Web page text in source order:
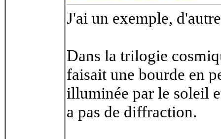
J'ai un exemple,
Dans la trilogie
faisait une bourde en
illuminée par le soleil
a pas de diffraction.